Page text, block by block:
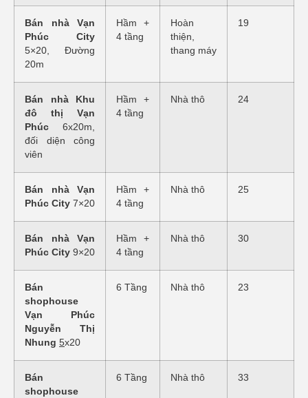
Bán nhà Vạn
Phúc City
5×20, Đường
20m
Hầm +
4 tầng
Hoàn
thiện,
thang máy
19
Bán nhà Khu
đô thị Vạn
Phúc 6x20m,
đối diện công
viên
Hầm +
4 tầng
Nhà thô 24
Bán nhà Vạn
Phúc City 7×20
Hầm +
4 tầng
Nhà thô 25
Bán nhà Vạn
Phúc City 9×20
Hầm +
4 tầng
Nhà thô 30
Bán
shophouse
Vạn Phúc
Nguyễn Thị
Nhung 5x20
6 Tầng Nhà thô 23
Bán
shophouse
6 Tầng Nhà thô 33